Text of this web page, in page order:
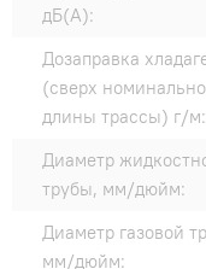
дБ(А):
Дозаправка
(сверх
длины трассы) г/м:
Диаметр
трубы, мм/дюйм:
Диаметр газовой
мм/дюйм: